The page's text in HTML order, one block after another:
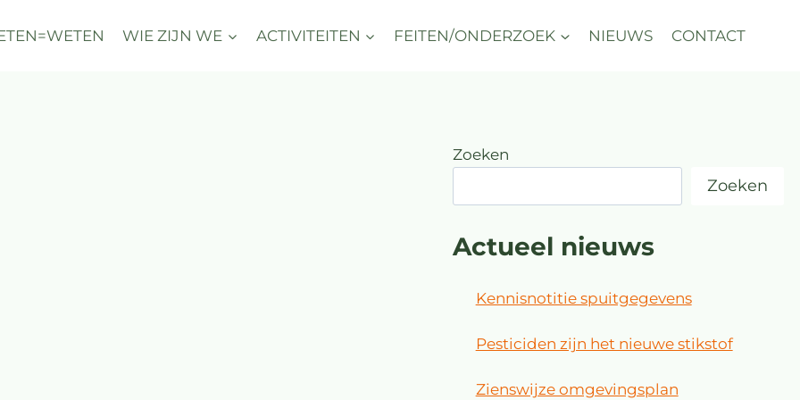
WIE ZIJN WE ACTIVITEITEN FEITEN/ONDERZOEK NIEUWS CONTACT
Zoeken
Zoeken
Actueel nieuws
Kennisnotitie spuitgegevens
Pesticiden zijn het nieuwe stikstof
Zienswijze omgevingsplan